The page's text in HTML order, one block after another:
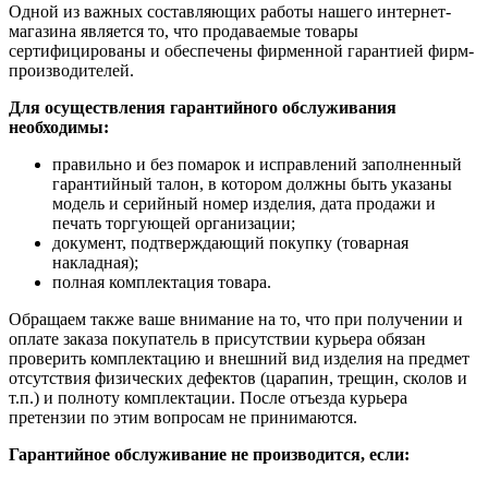
Одной из важных составляющих работы нашего интернет-
магазина является то, что продаваемые товары
сертифицированы и обеспечены фирменной гарантией фирм-
производителей.
Для осуществления гарантийного обслуживания
необходимы:
правильно и без помарок и исправлений заполненный
гарантийный талон, в котором должны быть указаны
модель и серийный номер изделия, дата продажи и
печать торгующей организации;
документ, подтверждающий покупку (товарная
накладная);
полная комплектация товара.
Обращаем также ваше внимание на то, что при получении и
оплате заказа покупатель в присутствии курьера обязан
проверить комплектацию и внешний вид изделия на предмет
отсутствия физических дефектов (царапин, трещин, сколов и
т.п.) и полноту комплектации. После отъезда курьера
претензии по этим вопросам не принимаются.
Гарантийное обслуживание не производится, если: